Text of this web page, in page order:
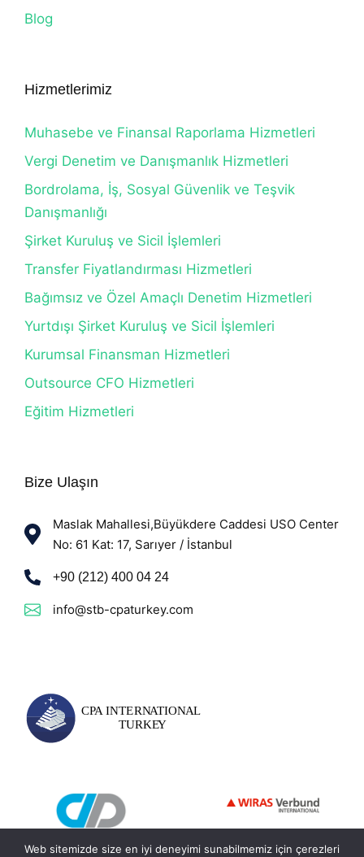
Blog
Hizmetlerimiz
Muhasebe ve Finansal Raporlama Hizmetleri
Vergi Denetim ve Danışmanlık Hizmetleri
Bordrolama, İş, Sosyal Güvenlik ve Teşvik
Danışmanlığı
Şirket Kuruluş ve Sicil İşlemleri
Transfer Fiyatlandırması Hizmetleri
Bağımsız ve Özel Amaçlı Denetim Hizmetleri
Yurtdışı Şirket Kuruluş ve Sicil İşlemleri
Kurumsal Finansman Hizmetleri
Outsource CFO Hizmetleri
Eğitim Hizmetleri
Bize Ulaşın
Maslak Mahallesi,Büyükdere Caddesi USO Center
No: 61 Kat: 17, Sarıyer / İstanbul
+90 (212) 400 04 24
info@stb-cpaturkey.com
Web sitemizde size en iyi deneyimi sunabilmemiz için çerezleri